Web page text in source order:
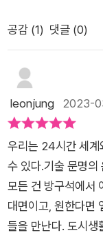
더합니다. 하지만 이
두 젊은이가 짊어
지요. 작가는 이 책을 만들며 도시를 가혹한 디스토피아로 표현하
는 것만큼은 피하고
인 것은 사실이지
까닭입니다. 춥고
쯤은 넣고 다니며
니다. 그 시집이 미
의미심장합니다. 지
여우와 당나귀는 도
물은 오직 이 둘 뿐
일 조립한다. 클라
는 노력일려나. 내
으로 구한 일도 차
험프리. 둘은 너무
구란다. 그런 둘이
서 어떻게 만난 건
보게 된 ‘달은 누구
공감 (1) 댓글 (0)
leonjung 2023-
우리는 24시간 세계
수 있다.기술 문명의
모든 건 방구석에서
대면이고, 원한다면
들을 만난다. 도시생